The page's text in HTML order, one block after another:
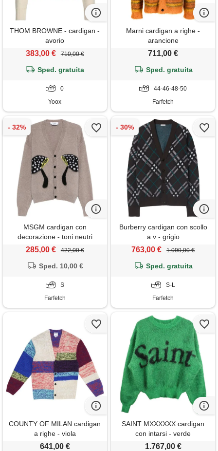
THOM BROWNE - cardigan -
avorio
383,00 € 710,00 €
Sped. gratuita
0
Yoox
Marni cardigan a righe -
arancione
711,00 €
Sped. gratuita
44-46-48-50
Farfetch
MSGM cardigan con
decorazione - toni neutri
285,00 € 422,00 €
Sped. 10,00 €
S
Farfetch
Burberry cardigan con scollo
a v - grigio
763,00 € 1.090,00 €
Sped. gratuita
S-L
Farfetch
COUNTY OF MILAN cardigan
a righe - viola
641,00 €
SAINT MXXXXXX cardigan
con intarsi - verde
1.767,00 €